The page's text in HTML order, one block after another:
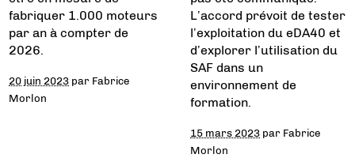
fabriquer 1.000 moteurs
par an à compter de
2026.
20 juin 2023 par Fabrice
Morlon
L’accord prévoit de tester
l’exploitation du eDA40 et
d’explorer l’utilisation du
SAF dans un
environnement de
formation.
15 mars 2023 par Fabrice
Morlon